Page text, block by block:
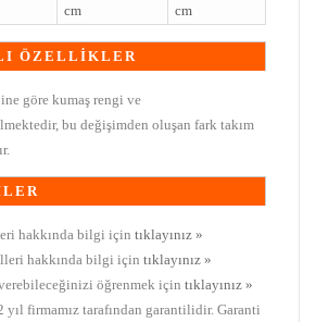
cm cm
ÖZELLİKLER
göre kumaş rengi ve
bu değişimden oluşan fark takım
hakkında bilgi için tıklayınız »
hakkında bilgi için tıklayınız »
öğrenmek için tıklayınız »
firmamız tarafından garantilidir. Garanti